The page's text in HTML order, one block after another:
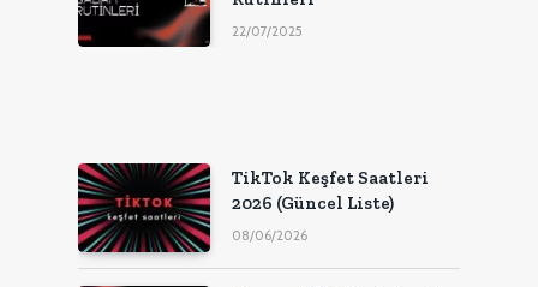
22/07/2025
TikTok Keşfet Saatleri
2026 (Güncel Liste)
08/06/2026